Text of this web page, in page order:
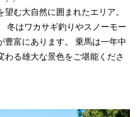
む大自然に囲まれたエリア。
冬はワカサギ釣りやスノーモー
富にあります。
乗馬は一年中
る雄大な景色をご堪能くださ